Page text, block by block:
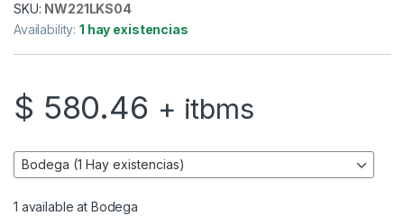
SKU: NW221LKS04
Availability:1 hay existencias
$ 580.46 + itbms
1 available at Bodega